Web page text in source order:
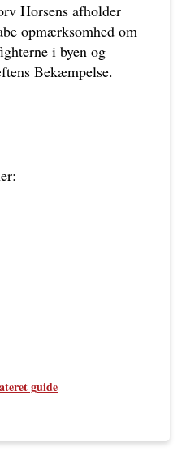
Horsens afholder
opmærksomhed om
i byen og
Bekæmpelse.
guide